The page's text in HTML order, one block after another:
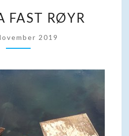
FAST
FAST RØYR
2019